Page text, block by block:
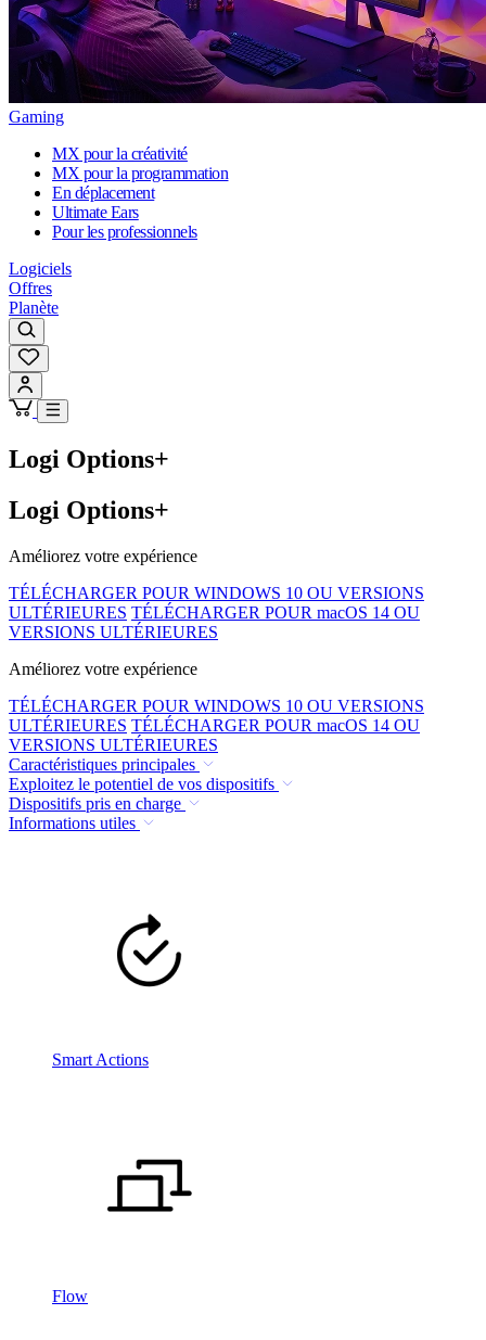
Gaming
MX pour la créativité
MX pour la programmation
En déplacement
Ultimate Ears
Pour les professionnels
Logiciels
Offres
Planète
Logi Options+
Logi Options+
Améliorez votre expérience
TÉLÉCHARGER POUR WINDOWS 10 OU VERSIONS
ULTÉRIEURES TÉLÉCHARGER POUR macOS 14 OU
VERSIONS ULTÉRIEURES
Améliorez votre expérience
TÉLÉCHARGER POUR WINDOWS 10 OU VERSIONS
ULTÉRIEURES TÉLÉCHARGER POUR macOS 14 OU
VERSIONS ULTÉRIEURES
Caractéristiques principales
Exploitez le potentiel de vos dispositifs
Dispositifs pris en charge
Informations utiles
Smart Actions
Flow